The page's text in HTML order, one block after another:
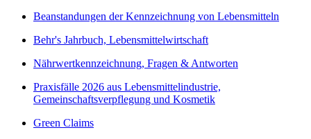
Beanstandungen der Kennzeichnung von Lebensmitteln
Behr's Jahrbuch, Lebensmittelwirtschaft
Nährwertkennzeichnung, Fragen & Antworten
Praxisfälle 2026 aus Lebensmittelindustrie,
Gemeinschaftsverpflegung und Kosmetik
Green Claims